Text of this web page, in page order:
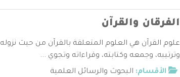
الفرقان والقرآن
علوم القرآن هي العلوم المتعلقة بالقرآن من حيث نزوله
وترتيبه، وجمعه وكتابته، وقراءاته وتجوي ...
الأقسام: البحوث والرسائل العلمية